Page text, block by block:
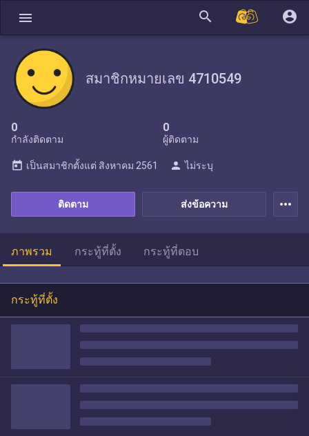
menu search account_circle
สมาชิกหมายเลข 4710549
0
กำลังติดตาม
0
ผู้ติดตาม
ส่งข้อความ
ติดตาม
today เป็นสมาชิกตั้งแต่ สิงหาคม 2561 person ไม่ระบุ
more_horiz
ภาพรวม กระทู้ที่ตั้ง กระทู้ที่ตอบ
กระทู้ที่ตั้ง